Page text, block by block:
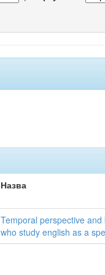
Назва
Temporal perspective
who study english as a